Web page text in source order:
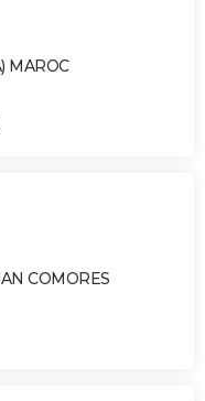
MAROC
COMORES